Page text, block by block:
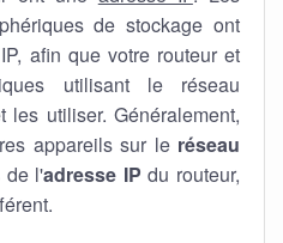
de stockage ont
afin que votre routeur et
utilisant le réseau
les utiliser. Généralement,
appareils sur le réseau
de l'adresse IP du routeur,